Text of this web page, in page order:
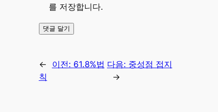
를 저장합니다.
← 이전: 61.8%법
칙
다음: 중성점 접지
→